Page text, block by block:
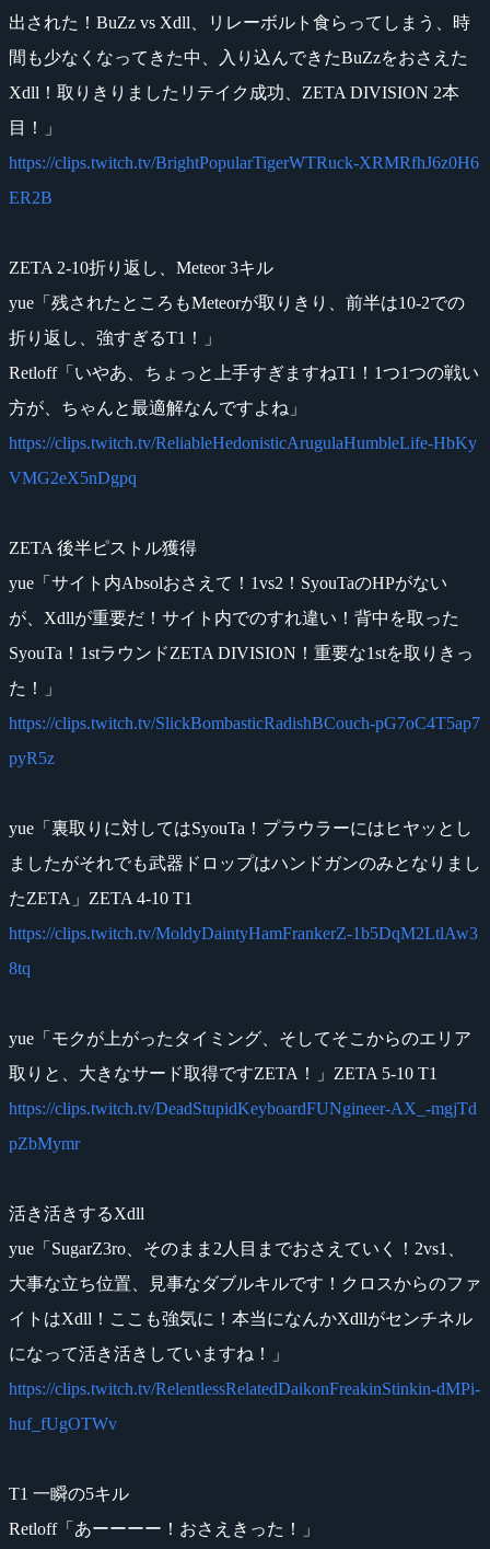
出された！BuZz vs Xdll、リレーボルト食らってしまう、時
間も少なくなってきた中、入り込んできたBuZzをおさえた
Xdll！取りきりましたリテイク成功、ZETA DIVISION 2本
目！」
https://clips.twitch.tv/BrightPopularTigerWTRuck-XRMRfhJ6z0H6
ER2B
ZETA 2-10折り返し、Meteor 3キル
yue「残されたところもMeteorが取りきり、前半は10-2での
折り返し、強すぎるT1！」
Retloff「いやあ、ちょっと上手すぎますねT1！1つ1つの戦い
方が、ちゃんと最適解なんですよね」
https://clips.twitch.tv/ReliableHedonisticArugulaHumbleLife-HbKy
VMG2eX5nDgpq
ZETA 後半ピストル獲得
yue「サイト内Absolおさえて！1vs2！SyouTaのHPがない
が、Xdllが重要だ！サイト内でのすれ違い！背中を取った
SyouTa！1stラウンドZETA DIVISION！重要な1stを取りきっ
た！」
https://clips.twitch.tv/SlickBombasticRadishBCouch-pG7oC4T5ap7
pyR5z
yue「裏取りに対してはSyouTa！プラウラーにはヒヤッとし
ましたがそれでも武器ドロップはハンドガンのみとなりまし
たZETA」ZETA 4-10 T1
https://clips.twitch.tv/MoldyDaintyHamFrankerZ-1b5DqM2LtlAw3
8tq
yue「モクが上がったタイミング、そしてそこからのエリア
取りと、大きなサード取得ですZETA！」ZETA 5-10 T1
https://clips.twitch.tv/DeadStupidKeyboardFUNgineer-AX_-mgjTd
pZbMymr
活き活きするXdll
yue「SugarZ3ro、そのまま2人目までおさえていく！2vs1、
大事な立ち位置、見事なダブルキルです！クロスからのファ
イトはXdll！ここも強気に！本当になんかXdllがセンチネル
になって活き活きしていますね！」
https://clips.twitch.tv/RelentlessRelatedDaikonFreakinStinkin-dMPi-
huf_fUgOTWv
T1 一瞬の5キル
Retloff「あーーーー！おさえきった！」